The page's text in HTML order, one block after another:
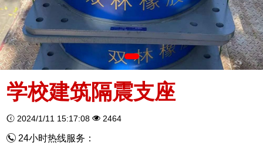
学校建筑隔震支座
2024/1/11 15:17:08 2464
24小时热线服务：